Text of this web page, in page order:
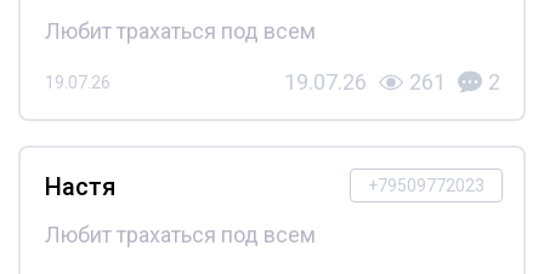
Любит трахаться под всем
19.07.26 19.07.26 261 2
+79509772023
Настя
Любит трахаться под всем